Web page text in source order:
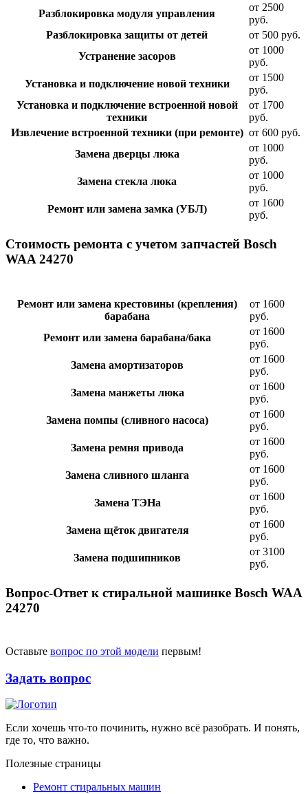
Разблокировка модуля управления
от 2500
руб.
Разблокировка защиты от детей
от 500 руб.
Устранение засоров
от 1000
руб.
Установка и подключение новой техники
от 1500
руб.
Установка и подключение встроенной новой
техники
от 1700
руб.
Извлечение встроенной техники (при ремонте) от 600 руб.
Замена дверцы люка
от 1000
руб.
Замена стекла люка
от 1000
руб.
Ремонт или замена замка (УБЛ)
от 1600
руб.
Стоимость ремонта с учетом запчастей Bosch
WAA 24270
Ремонт или замена крестовины (крепления)
барабана
от 1600
руб.
Ремонт или замена барабана/бака
от 1600
руб.
Замена амортизаторов
от 1600
руб.
Замена манжеты люка
от 1600
руб.
Замена помпы (сливного насоса)
от 1600
руб.
Замена ремня привода
от 1600
руб.
Замена сливного шланга
от 1600
руб.
Замена ТЭНа
от 1600
руб.
Замена щёток двигателя
от 1600
руб.
Замена подшипников
от 3100
руб.
Вопрос-Ответ к стиральной машинке Bosch WAA
24270
Оставьте вопрос по этой модели первым!
Задать вопрос
Если хочешь что-то починить, нужно всё разобрать. И понять,
где то, что важно.
Полезные страницы
Ремонт стиральных машин